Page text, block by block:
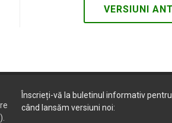
VERSIUNI
Înscrieți-vă la buletinul informativ
când lansăm versiuni noi: